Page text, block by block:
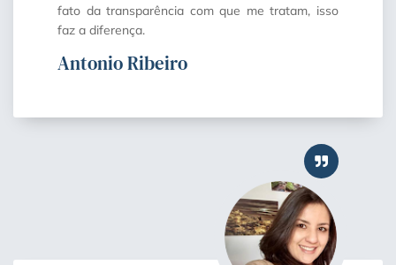
fato da transparência com que me tratam, isso
faz a diferença.
Antonio Ribeiro